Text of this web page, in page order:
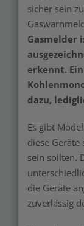
sicher sein
Gasmelder
erkennt.
dazu,
Es gibt
diese
sein sollten.
die Geräte
zuverlässig